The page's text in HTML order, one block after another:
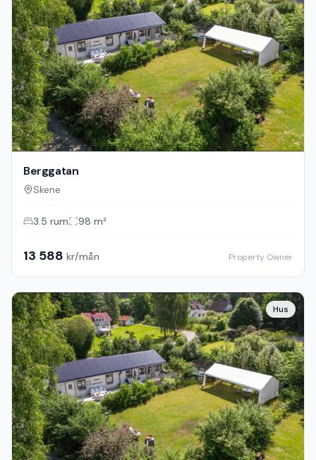
Berggatan
Skene
3.5 rum 98 m²
13 588 kr/mån Property Owner
Hus